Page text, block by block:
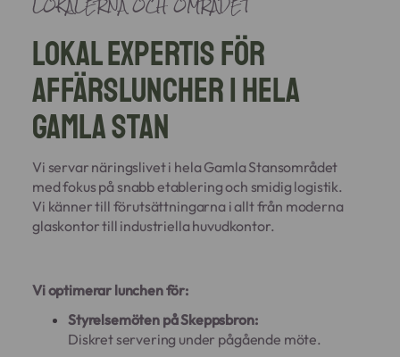
Lokal expertis för
affärsluncher i hela
Gamla Stan
Vi servar näringslivet i hela Gamla Stansområdet
med fokus på snabb etablering och smidig logistik.
Vi känner till förutsättningarna i allt från moderna
glaskontor till industriella huvudkontor.
Vi optimerar lunchen för:
Styrelsemöten på Skeppsbron:
Diskret servering under pågående möte.